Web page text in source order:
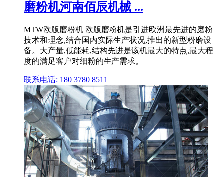
磨粉机河南佰辰机械 ...
MTW欧版磨粉机 欧版磨粉机是引进欧洲最先进的磨粉
技术和理念,结合国内实际生产状况,推出的新型粉磨设
备。大产量,低能耗,结构先进是该机最大的特点,最大程
度的满足客户对细粉的生产需求。
联系电话: 180 3780 8511